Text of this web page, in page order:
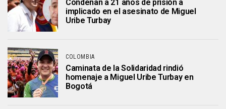
Condenan a 21 años de prisión a
implicado en el asesinato de Miguel
Uribe Turbay
COLOMBIA
Caminata de la Solidaridad rindió
homenaje a Miguel Uribe Turbay en
Bogotá